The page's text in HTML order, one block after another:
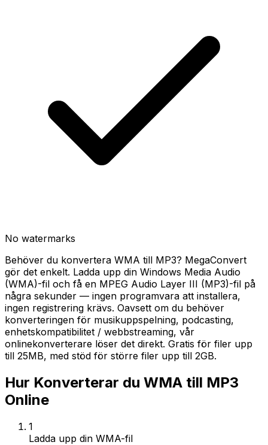
No watermarks
Behöver du konvertera WMA till MP3? MegaConvert
gör det enkelt. Ladda upp din Windows Media Audio
(WMA)-fil och få en MPEG Audio Layer III (MP3)-fil på
några sekunder — ingen programvara att installera,
ingen registrering krävs. Oavsett om du behöver
konverteringen för musikuppspelning, podcasting,
enhetskompatibilitet / webbstreaming, vår
onlinekonverterare löser det direkt. Gratis för filer upp
till 25MB, med stöd för större filer upp till 2GB.
Hur Konverterar du WMA till MP3
Online
1
Ladda upp din WMA-fil